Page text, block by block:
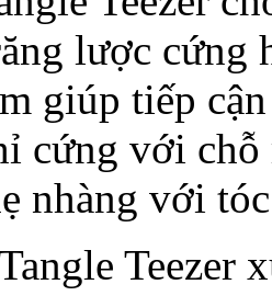
lược cứng
giúp tiếp
cứng với
nhàng với
Teezer